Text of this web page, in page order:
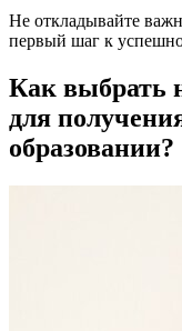
Не откладывайте
первый шаг к
Как выбрать
для
образовании?